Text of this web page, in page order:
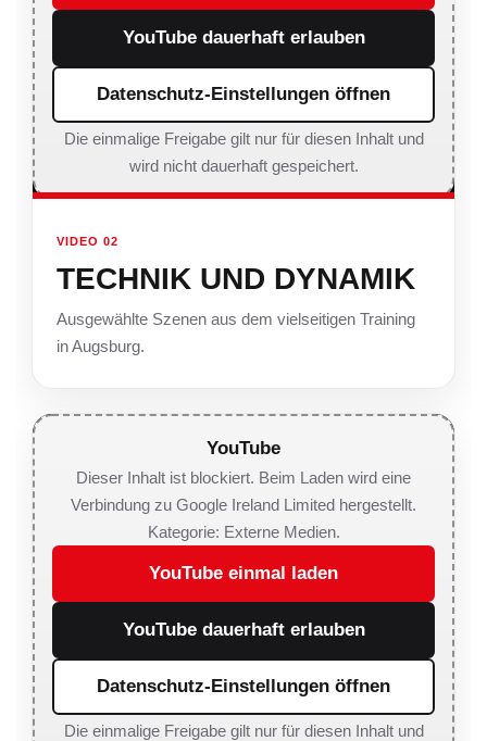
YouTube dauerhaft erlauben
Datenschutz-Einstellungen öffnen
Die einmalige Freigabe gilt nur für diesen Inhalt und
wird nicht dauerhaft gespeichert.
VIDEO 02
TECHNIK UND DYNAMIK
Ausgewählte Szenen aus dem vielseitigen Training
in Augsburg.
YouTube
Dieser Inhalt ist blockiert. Beim Laden wird eine
Verbindung zu Google Ireland Limited hergestellt.
Kategorie: Externe Medien.
YouTube einmal laden
YouTube dauerhaft erlauben
Datenschutz-Einstellungen öffnen
Die einmalige Freigabe gilt nur für diesen Inhalt und